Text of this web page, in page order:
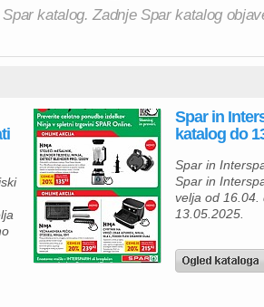
katalog. Zadnje Spar katalog
Spar in
katalog do
Spar in
Spar in
velja od 16.04.
13.05.2025.